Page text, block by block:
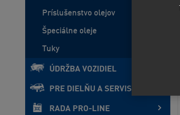
Príslušenstvo olejov
Špeciálne oleje
Tuky
ÚDRŽBA VOZIDIEL
PRE DIELŇU A SERVIS
RADA PRO-LINE